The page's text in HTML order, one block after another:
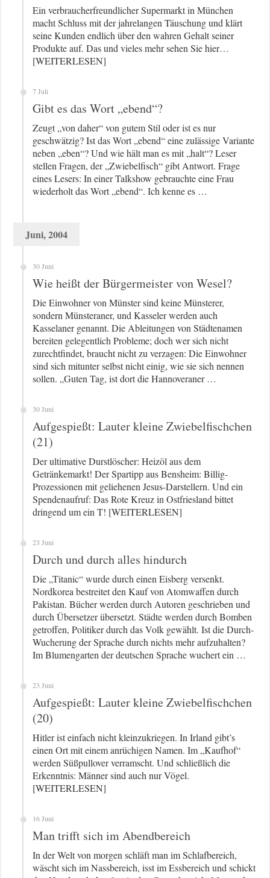
Ein verbraucherfreundlicher Supermarkt in München
macht Schluss mit der jahrelangen Täuschung und klärt
seine Kunden endlich über den wahren Gehalt seiner
Produkte auf. Das und vieles mehr sehen Sie hier…
[WEITERLESEN]
7 Juli
Gibt es das Wort „ebend“?
Zeugt „von daher“ von gutem Stil oder ist es nur
geschwätzig? Ist das Wort „ebend“ eine zulässige Variante
neben „eben“? Und wie hält man es mit „halt“? Leser
stellen Fragen, der „Zwiebelfisch“ gibt Antwort. Frage
eines Lesers: In einer Talkshow gebrauchte eine Frau
wiederholt das Wort „ebend“. Ich kenne es …
Juni, 2004
30 Juni
Wie heißt der Bürgermeister von Wesel?
Die Einwohner von Münster sind keine Münsterer,
sondern Münsteraner, und Kasseler werden auch
Kasselaner genannt. Die Ableitungen von Städtenamen
bereiten gelegentlich Probleme; doch wer sich nicht
zurechtfindet, braucht nicht zu verzagen: Die Einwohner
sind sich mitunter selbst nicht einig, wie sie sich nennen
sollen. „Guten Tag, ist dort die Hannoveraner …
30 Juni
Aufgespießt: Lauter kleine Zwiebelfischchen
(21)
Der ultimative Durstlöscher: Heizöl aus dem
Getränkemarkt! Der Spartipp aus Bensheim: Billig-
Prozessionen mit geliehenen Jesus-Darstellern. Und ein
Spendenaufruf: Das Rote Kreuz in Ostfriesland bittet
dringend um ein T! [WEITERLESEN]
23 Juni
Durch und durch alles hindurch
Die „Titanic“ wurde durch einen Eisberg versenkt.
Nordkorea bestreitet den Kauf von Atomwaffen durch
Pakistan. Bücher werden durch Autoren geschrieben und
durch Übersetzer übersetzt. Städte werden durch Bomben
getroffen, Politiker durch das Volk gewählt. Ist die Durch-
Wucherung der Sprache durch nichts mehr aufzuhalten?
Im Blumengarten der deutschen Sprache wuchert ein …
23 Juni
Aufgespießt: Lauter kleine Zwiebelfischchen
(20)
Hitler ist einfach nicht kleinzukriegen. In Irland gibt’s
einen Ort mit einem anrüchigen Namen. Im „Kaufhof“
werden Süßpullover verramscht. Und schließlich die
Erkenntnis: Männer sind auch nur Vögel.
[WEITERLESEN]
16 Juni
Man trifft sich im Abendbereich
In der Welt von morgen schläft man im Schlafbereich,
wäscht sich im Nassbereich, isst im Essbereich und schickt